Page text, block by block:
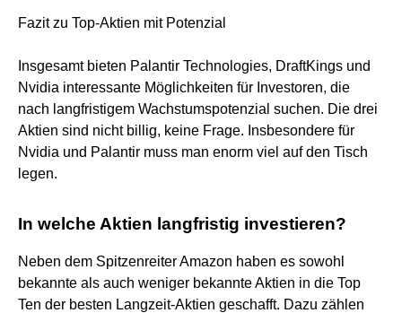
Fazit zu Top-Aktien mit Potenzial
Insgesamt bieten Palantir Technologies, DraftKings und
Nvidia interessante Möglichkeiten für Investoren, die
nach langfristigem Wachstumspotenzial suchen. Die drei
Aktien sind nicht billig, keine Frage. Insbesondere für
Nvidia und Palantir muss man enorm viel auf den Tisch
legen.
In welche Aktien langfristig investieren?
Neben dem Spitzenreiter Amazon haben es sowohl
bekannte als auch weniger bekannte Aktien in die Top
Ten der besten Langzeit-Aktien geschafft. Dazu zählen